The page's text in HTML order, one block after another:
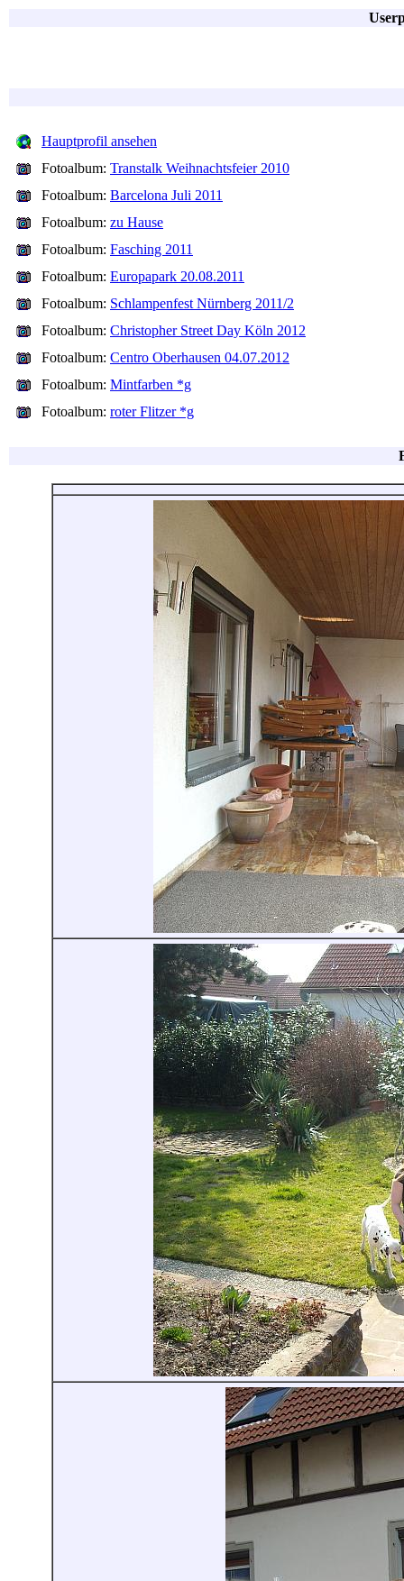
Hauptprofil ansehen
Fotoalbum: Transtalk Weihnachtsfeier 2010
Fotoalbum: Barcelona Juli 2011
Fotoalbum: zu Hause
Fotoalbum: Fasching 2011
Fotoalbum: Europapark 20.08.2011
Fotoalbum: Schlampenfest Nürnberg 2011/2
Fotoalbum: Christopher Street Day Köln 2012
Fotoalbum: Centro Oberhausen 04.07.2012
Fotoalbum: Mintfarben *g
Fotoalbum: roter Flitzer *g